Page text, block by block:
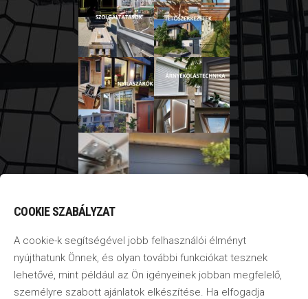
COOKIE SZABÁLYZAT
A cookie-k segítségével jobb felhasználói élményt
nyújthatunk Önnek, és olyan további funkciókat tesznek
lehetővé, mint például az Ön igényeinek jobban megfelelő,
személyre szabott ajánlatok elkészítése. Ha elfogadja